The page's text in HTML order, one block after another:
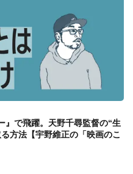
』で飛躍。天野千尋監督の“生
方法【宇野維正の「映画のこ